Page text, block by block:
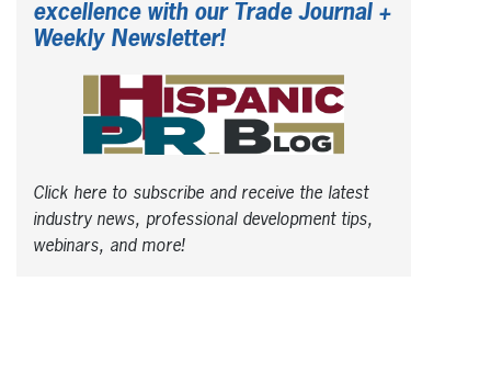
excellence with our Trade Journal +
Weekly Newsletter!
Click here to subscribe and receive the latest
industry news, professional development tips,
webinars, and more!